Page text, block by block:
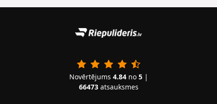
Novērtējums 4.84no 5|
66473atsauksmes